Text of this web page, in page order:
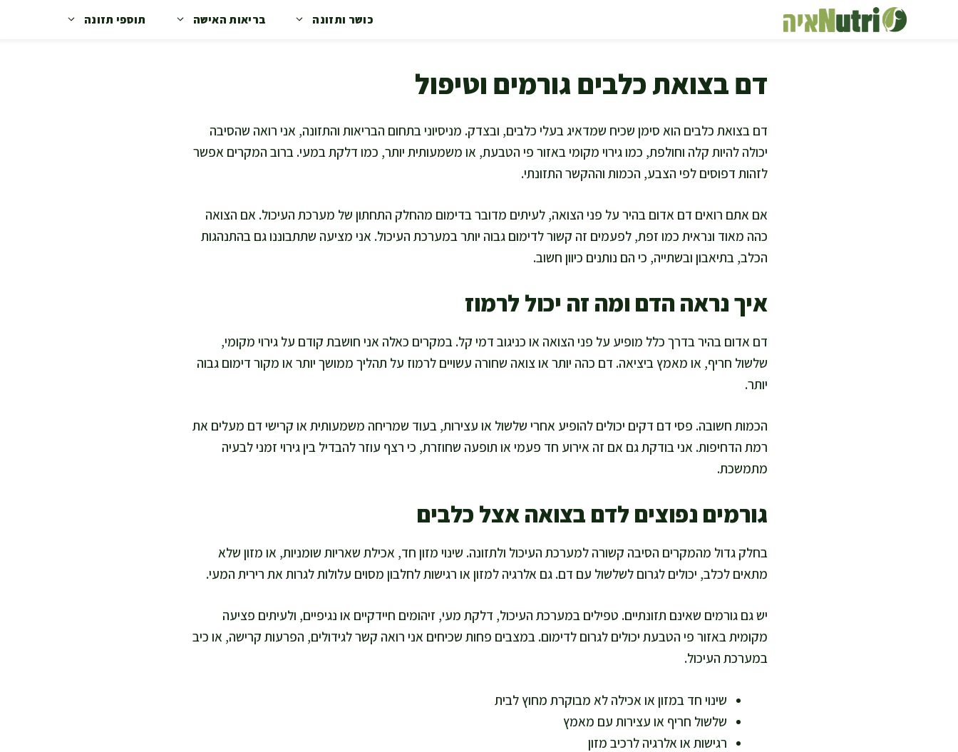
כושר ותזונה בריאות האישה תוספי תזונה
דם בצואת כלבים גורמים וטיפול
דם בצואת כלבים הוא סימן שכיח שמדאיג בעלי כלבים, ובצדק. מניסיוני בתחום הבריאות והתזונה, אני רואה שהסיבה
יכולה להיות קלה וחולפת, כמו גירוי מקומי באזור פי הטבעת, או משמעותית יותר, כמו דלקת במעי. ברוב המקרים אפשר
לזהות דפוסים לפי הצבע, הכמות וההקשר התזונתי.
אם אתם רואים דם אדום בהיר על פני הצואה, לעיתים מדובר בדימום מהחלק התחתון של מערכת העיכול. אם הצואה
כהה מאוד ונראית כמו זפת, לפעמים זה קשור לדימום גבוה יותר במערכת העיכול. אני מציעה שתתבוננו גם בהתנהגות
הכלב, בתיאבון ובשתייה, כי הם נותנים כיוון חשוב.
איך נראה הדם ומה זה יכול לרמוז
דם אדום בהיר בדרך כלל מופיע על פני הצואה או כניגוב דמי קל. במקרים כאלה אני חושבת קודם על גירוי מקומי,
שלשול חריף, או מאמץ ביציאה. דם כהה יותר או צואה שחורה עשויים לרמוז על תהליך ממושך יותר או מקור דימום גבוה
יותר.
הכמות חשובה. פסי דם דקים יכולים להופיע אחרי שלשול או עצירות, בעוד שמריחה משמעותית או קרישי דם מעלים את
רמת הדחיפות. אני בודקת גם אם זה אירוע חד פעמי או תופעה שחוזרת, כי רצף עוזר להבדיל בין גירוי זמני לבעיה
מתמשכת.
גורמים נפוצים לדם בצואה אצל כלבים
בחלק גדול מהמקרים הסיבה קשורה למערכת העיכול ולתזונה. שינוי מזון חד, אכילת שאריות שומניות, או מזון שלא
מתאים לכלב, יכולים לגרום לשלשול עם דם. גם אלרגיה למזון או רגישות לחלבון מסוים עלולות לגרות את רירית המעי.
יש גם גורמים שאינם תזונתיים. טפילים במערכת העיכול, דלקת מעי, זיהומים חיידקיים או נגיפיים, ולעיתים פציעה
מקומית באזור פי הטבעת יכולים לגרום לדימום. במצבים פחות שכיחים אני רואה קשר לגידולים, הפרעות קרישה, או כיב
במערכת העיכול.
שינוי חד במזון או אכילה לא מבוקרת מחוץ לבית
שלשול חריף או עצירות עם מאמץ
רגישות או אלרגיה לרכיב מזון